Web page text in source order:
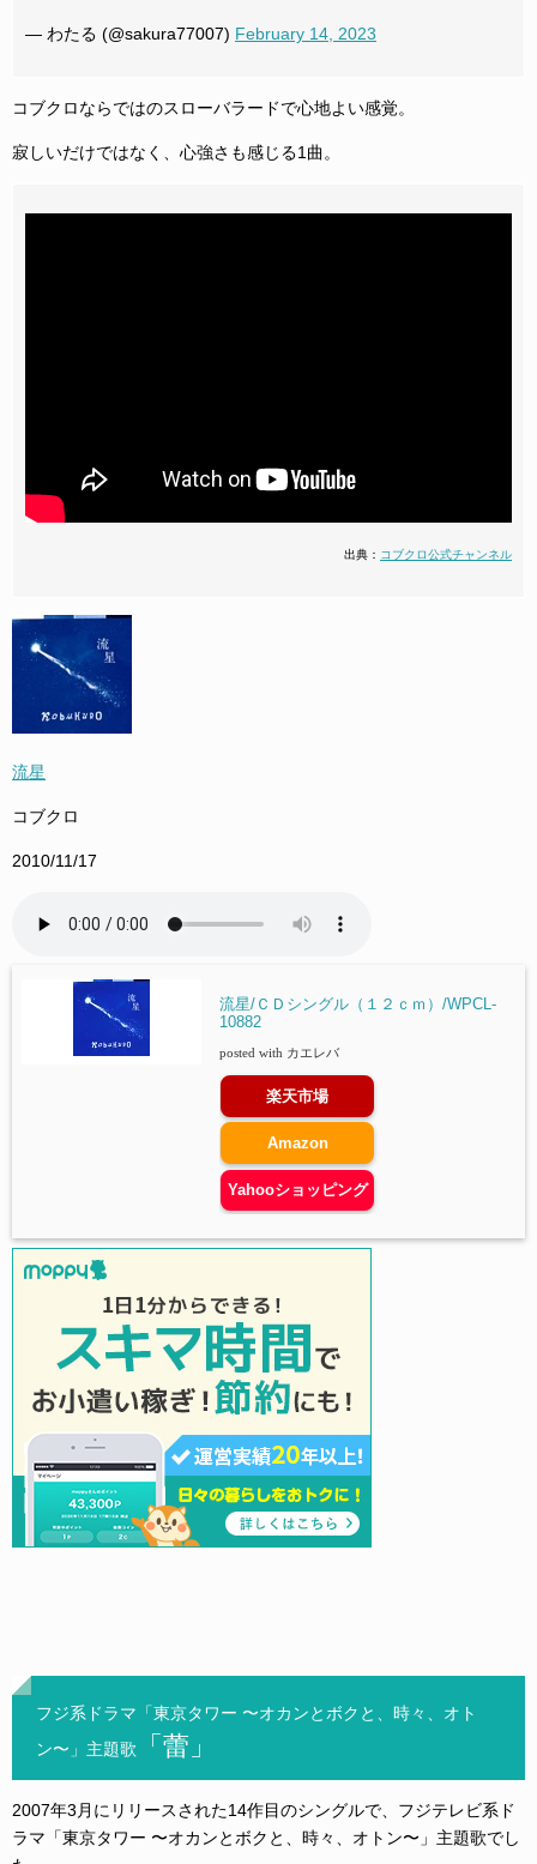
— わたる (@sakura77007) February 14, 2023
コブクロならではのスローバラードで心地よい感覚。
寂しいだけではなく、心強さも感じる1曲。
出典： コブクロ公式チャンネル
流星
コブクロ
2010/11/17
流星/ＣＤシングル（１２ｃｍ）/WPCL-
10882
posted with カエレバ
楽天市場
Amazon
Yahooショッピング
フジ系ドラマ「東京タワー 〜オカンとボクと、時々、オト
ン〜」主題歌
「蕾」
2007年3月にリリースされた14作目のシングルで、フジテレビ系ド
ラマ「東京タワー 〜オカンとボクと、時々、オトン〜」主題歌でし